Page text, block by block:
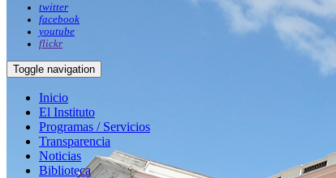
twitter
facebook
youtube
flickr
Toggle navigation
Inicio
El Instituto
Programas / Servicios
Transparencia
Noticias
Biblioteca